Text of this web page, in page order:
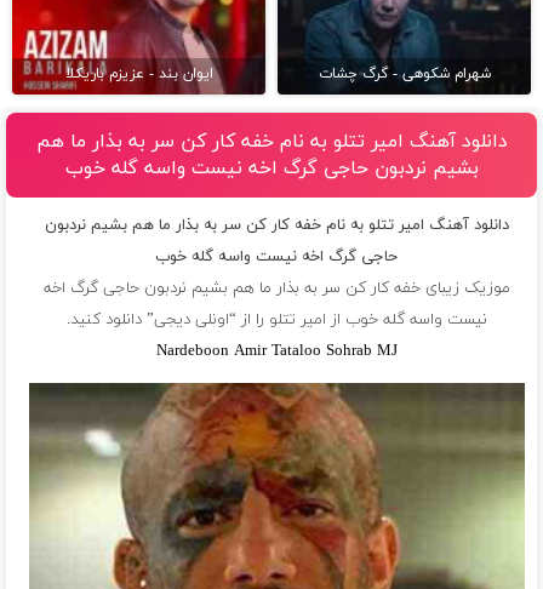
شهرام شکوهی - گرگ چشات ایوان بند - عزیزم باریکلا
دانلود آهنگ امیر تتلو به نام خفه کار کن سر به بذار ما هم
بشیم نردبون حاجی گرگ اخه نیست واسه گله خوب
دانلود آهنگ امیر تتلو به نام خفه کار کن سر به بذار ما هم بشیم نردبون
حاجی گرگ اخه نیست واسه گله خوب
موزیک زیبای خفه کار کن سر به بذار ما هم بشیم نردبون حاجی گرگ اخه
نیست واسه گله خوب از امیر تتلو را از “اونلی دیجی” دانلود کنید.
Nardeboon Amir Tataloo Sohrab MJ